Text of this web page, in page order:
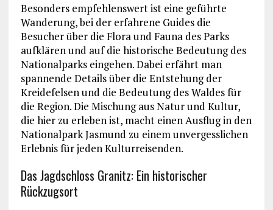
Besonders empfehlenswert ist eine geführte
Wanderung, bei der erfahrene Guides die
Besucher über die Flora und Fauna des Parks
aufklären und auf die historische Bedeutung des
Nationalparks eingehen. Dabei erfährt man
spannende Details über die Entstehung der
Kreidefelsen und die Bedeutung des Waldes für
die Region. Die Mischung aus Natur und Kultur,
die hier zu erleben ist, macht einen Ausflug in den
Nationalpark Jasmund zu einem unvergesslichen
Erlebnis für jeden Kulturreisenden.
Das Jagdschloss Granitz: Ein historischer
Rückzugsort